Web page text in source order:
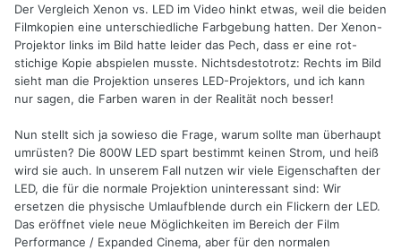
https://patentimages.storage.googleapis.com/61/14/a7/835b
19fbdc1e01/WO2018095653A1.pdf
Meine Prognose ist, dass dies wohl gegenüber
Konversions-LEDs (COB etc.) eine aussichtsreiche
Alternative auch für unsere alten Filmprojektoren sein kann,
preiswerten Superkontinuum-Laser für den Amateur
verfügbar sind. Dies ist eine Lasertechnik, die aus einem
blauen Laserstrahl ein kontinuierliches Spektrum bis in den
langwelligen Rotbereich erzeugt. Diese Technik ist seit 1976
bekannt, benutzte seinerzeit bis an die physikalische
Grenze ausgesteuerte Glasfaser-LWLs.
Der Vergleich Xenon vs. LED im Video hinkt etwas, weil die beiden
Filmkopien eine unterschiedliche Farbgebung hatten. Der Xenon-
Projektor links im Bild hatte leider das Pech, dass er eine rot-
stichige Kopie abspielen musste. Nichtsdestotrotz: Rechts im Bild
sieht man die Projektion unseres LED-Projektors, und ich kann
nur sagen, die Farben waren in der Realität noch besser!
Nun stellt sich ja sowieso die Frage, warum sollte man überhaupt
umrüsten? Die 800W LED spart bestimmt keinen Strom, und heiß
wird sie auch. In unserem Fall nutzen wir viele Eigenschaften der
LED, die für die normale Projektion uninteressant sind: Wir
ersetzen die physische Umlaufblende durch ein Flickern der LED.
Das eröffnet viele neue Möglichkeiten im Bereich der Film
Performance / Expanded Cinema, aber für den normalen